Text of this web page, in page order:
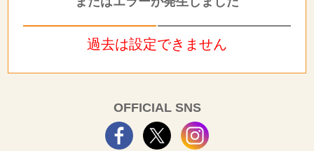
過去は設定できません
OFFICIAL SNS